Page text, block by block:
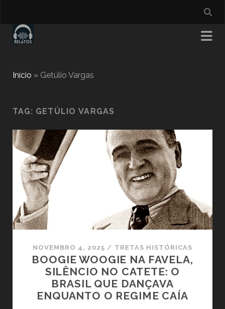
Início » Getúlio Vargas
TAG: GETÚLIO VARGAS
NOVEMBRO 4, 2025 / TRETAS HISTÓRICAS
BOOGIE WOOGIE NA FAVELA,
SILÊNCIO NO CATETE: O
BRASIL QUE DANÇAVA
ENQUANTO O REGIME CAÍA